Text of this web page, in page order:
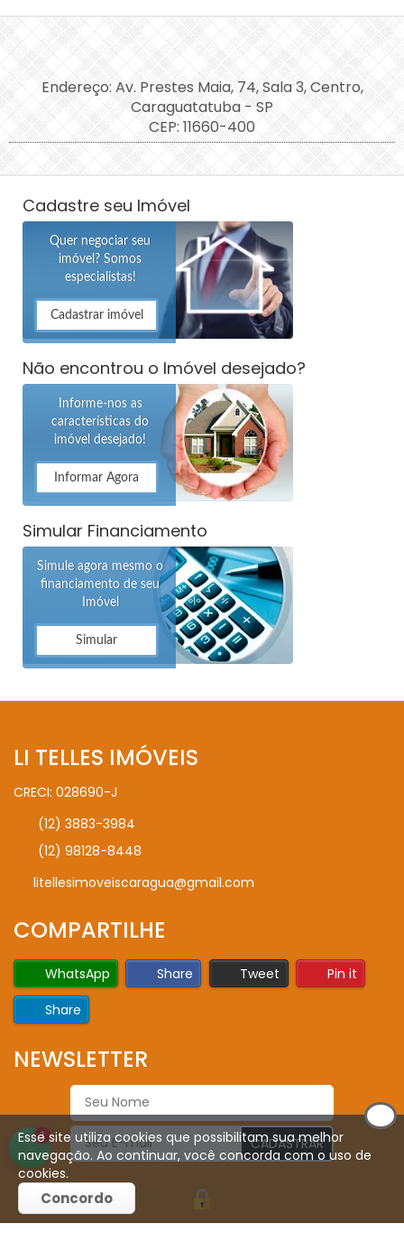
Endereço: Av. Prestes Maia, 74, Sala 3, Centro,
Caraguatatuba - SP
CEP: 11660-400
Cadastre seu Imóvel
Quer negociar seu
imóvel? Somos
especialistas!
Cadastrar imóvel
Não encontrou o Imóvel desejado?
Informe-nos as
características do
imóvel desejado!
Informar Agora
Simular Financiamento
Simule agora mesmo o
financiamento de seu
Imóvel
Simular
LI TELLES IMÓVEIS
CRECI: 028690-J
(12) 3883-3984
(12) 98128-8448
litellesimoveiscaragua@gmail.com
COMPARTILHE
WhatsApp Share Tweet
Pin it
Share
NEWSLETTER
CADASTRAR
1
Esse site utiliza cookies que possibilitam sua melhor
navegação. Ao continuar, você concorda com o uso de
cookies.
Concordo